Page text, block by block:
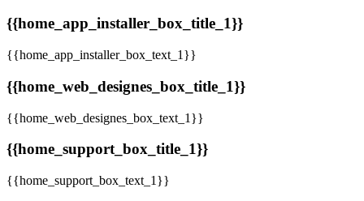
{{home_app_installer_box_title_1}}
{{home_app_installer_box_text_1}}
{{home_web_designes_box_title_1}}
{{home_web_designes_box_text_1}}
{{home_support_box_title_1}}
{{home_support_box_text_1}}